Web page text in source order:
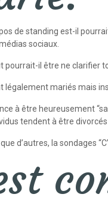
de standing est-il
sociaux.
pourrait-il être ne clarifier
légalement mariés mais
à être heureusement
tendent à être
d’autres, la sondages